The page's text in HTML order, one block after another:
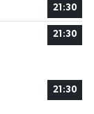
21:30
21:30
21:30